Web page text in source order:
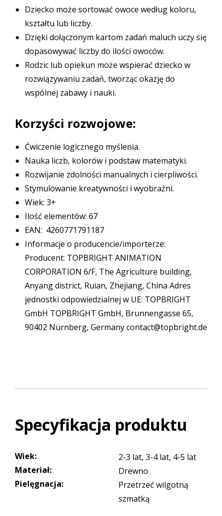
Dziecko może sortować owoce według koloru,
kształtu lub liczby.
Dzięki dołączonym kartom zadań maluch uczy się
dopasowywać liczby do ilości owoców.
Rodzic lub opiekun może wspierać dziecko w
rozwiązywaniu zadań, tworząc okazję do
wspólnej zabawy i nauki.
Korzyści rozwojowe:
Ćwiczenie logicznego myślenia.
Nauka liczb, kolorów i podstaw matematyki.
Rozwijanie zdolności manualnych i cierpliwości.
Stymulowanie kreatywności i wyobraźni.
Wiek: 3+
Ilość elementów: 67
EAN: 4260771791187
Informacje o producencie/importerze:
Producent: TOPBRIGHT ANIMATION
CORPORATION 6/F, The Agriculture building,
Anyang district, Ruian, Zhejiang, China Adres
jednostki odpowiedzialnej w UE: TOPBRIGHT
GmbH TOPBRIGHT GmbH, Brunnengasse 65,
90402 Nürnberg, Germany contact@topbright.de
Specyfikacja produktu
Wiek:
2-3 lat, 3-4 lat, 4-5 lat
Materiał:
Drewno
Pielęgnacja:
Przetrzeć wilgotną
szmatką